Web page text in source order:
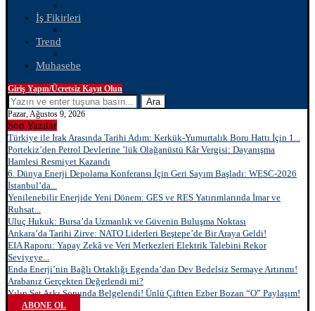
İş Fikirleri
Trend
Muhasebe
Giriş Yapın/Ücretsiz Kayıt Olun
Ara
Pazar, Ağustos 9, 2026
Son Yazılar
Türkiye ile Irak Arasında Tarihi Adım: Kerkük-Yumurtalık Boru Hattı İçin 1...
Portekiz’den Petrol Devlerine ’lük Olağanüstü Kâr Vergisi: Dayanışma
Hamlesi Resmiyet Kazandı
6. Dünya Enerji Depolama Konferansı İçin Geri Sayım Başladı: WESC-2026
İstanbul’da...
Yenilenebilir Enerjide Yeni Dönem: GES ve RES Yatırımlarında İmar ve
Ruhsat...
Uluç Hukuk: Bursa’da Uzmanlık ve Güvenin Buluşma Noktası
Ankara’da Tarihi Zirve: NATO Liderleri Beştepe’de Bir Araya Geldi!
EIA Raporu: Yapay Zekâ ve Veri Merkezleri Elektrik Talebini Rekor
Seviyeye...
Enda Enerji’nin Bağlı Ortaklığı Egenda’dan Dev Bedelsiz Sermaye Artırımı!
Arabanız Gerçekten Değerlendi mi?
Yılın Set Aşkı Sonunda Belgelendi! Ünlü Çiftten Ezber Bozan “O” Paylaşım!
ABONE OL